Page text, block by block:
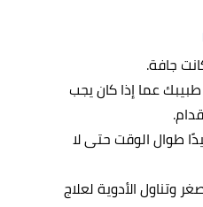
جافة.
عما إذا كان يجب
طوال الوقت حتى لا
وتناول الأدوية لعلاج